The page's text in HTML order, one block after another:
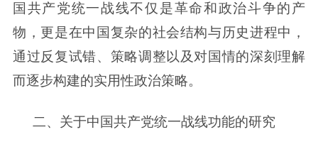
国共产党统一战线不仅是革命和政治斗争的产
物，更是在中国复杂的社会结构与历史进程中，
通过反复试错、策略调整以及对国情的深刻理解
而逐步构建的实用性政治策略。
二、关于中国共产党统一战线功能的研究